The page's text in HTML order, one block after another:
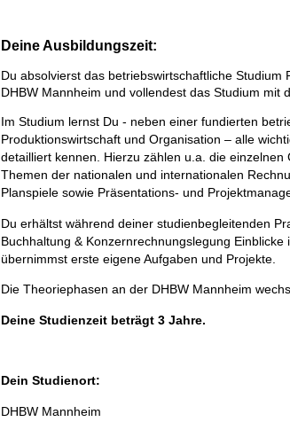
Deine Ausbildungszeit:
Du absolvierst das betriebswirtschaftliche
DHBW Mannheim und vollendest das Studium mit
Im Studium lernst Du - neben einer fundierten
Produktionswirtschaft und Organisation – alle
detailliert kennen. Hierzu zählen u.a. die
Themen der nationalen und internationalen
Planspiele sowie Präsentations- und
Du erhältst während deiner studienbegleitenden
Buchhaltung & Konzernrechnungslegung
übernimmst erste eigene Aufgaben und Projekte.
Die Theoriephasen an der DHBW Mannheim
Deine Studienzeit beträgt 3 Jahre.
Dein Studienort:
DHBW Mannheim